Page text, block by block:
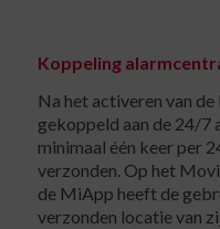
Koppeling
Na het activeren van
gekoppeld aan de 24/7
minimaal één keer per
verzonden. Op het
de MiApp heeft de
verzonden locatie van